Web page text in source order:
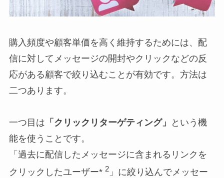
購入頻度や顧客単価を高く維持するためには、配
信に対してメッセージの開封やクリックなどの反
応がある顧客で絞り込むことが有効です。方法は
二つあります。
一つ目は 「クリックリターゲティング」
という機
能を使うことです。
「過去に配信したメッセージに含まれるリンクを
クリックしたユーザー* 2」に絞り込んでメッセー